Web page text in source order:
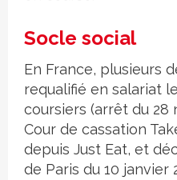
Socle social
En France, plusieurs
requalifié en salariat
coursiers (arrêt du 28
Cour de cassation
depuis Just Eat, et
de Paris du 10 janvier